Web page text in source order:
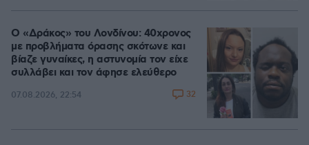
Ο «Δράκος» του Λονδίνου: 40χρονος
με προβλήματα όρασης σκότωνε και
βίαζε γυναίκες, η αστυνομία τον είχε
συλλάβει και τον άφησε ελεύθερο
07.08.2026, 22:54 32